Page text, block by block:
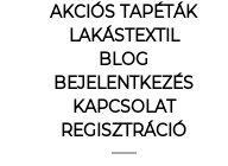
AKCIÓS TAPÉTÁK
LAKÁSTEXTIL
BLOG
BEJELENTKEZÉS
KAPCSOLAT
REGISZTRÁCIÓ